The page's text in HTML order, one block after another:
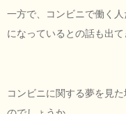
一方で、コンビニで働く
になっているとの話も出て
コンビニに関する夢を見